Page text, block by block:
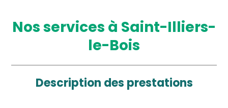
nos services à Saint-Illiers-
le-Bois
description des prestations